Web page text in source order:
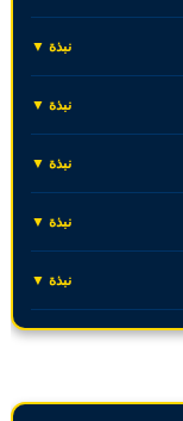
نبذة ▼
نبذة ▼
نبذة ▼
نبذة ▼
نبذة ▼